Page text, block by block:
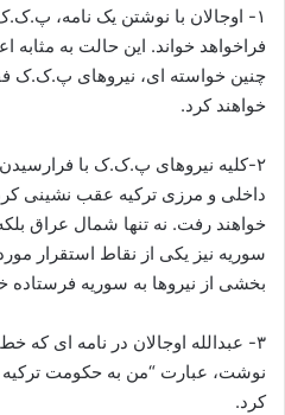
۱- اوجالان با نوشتن یک نامه،
فراخواهد خواند. این حالت به
چنین خواسته ای، نیروهای پ.ک.ک
خواهند کرد.
۲-کلیه نیروهای پ.ک.ک با
داخلی و مرزی ترکیه عقب نشینی
خواهند رفت. نه تنها شمال عراق
سوریه نیز یکی از نقاط استقرار
بخشی از نیروها به سوریه فرستاده
۳- عبدالله اوجالان در نامه ای
نوشت، عبارت “من به حکومت ترکیه
کرد.